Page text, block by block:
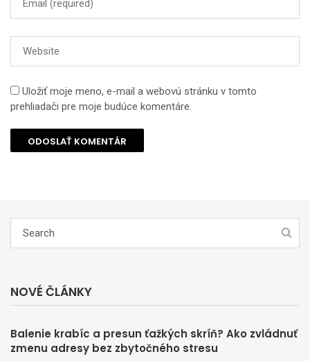
Uložiť moje meno, e-mail a webovú stránku v tomto
prehliadači pre moje budúce komentáre.
NOVÉ ČLÁNKY
Balenie krabíc a presun ťažkých skríň? Ako zvládnuť
zmenu adresy bez zbytočného stresu